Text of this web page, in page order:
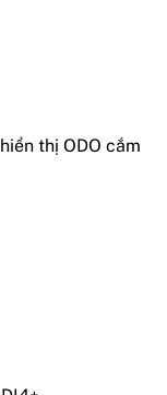
thị ODO cắm